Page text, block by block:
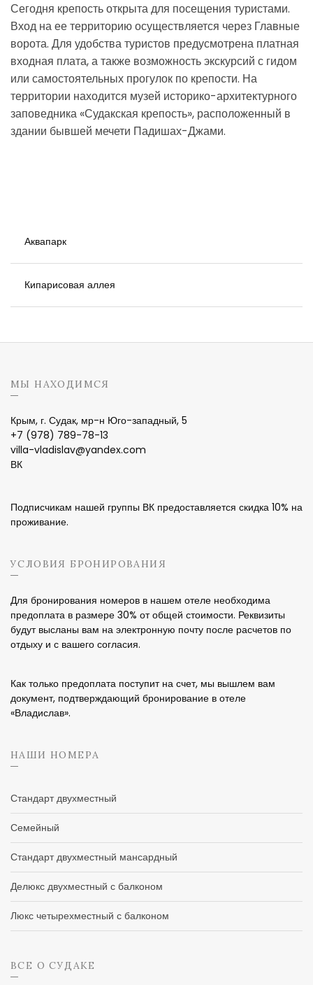
Сегодня крепость открыта для посещения туристами.
Вход на ее территорию осуществляется через Главные
ворота. Для удобства туристов предусмотрена платная
входная плата, а также возможность экскурсий с гидом
или самостоятельных прогулок по крепости. На
территории находится музей историко-архитектурного
заповедника «Судакская крепость», расположенный в
здании бывшей мечети Падишах-Джами.
Аквапарк
Кипарисовая аллея
МЫ НАХОДИМСЯ
Крым, г. Судак, мр-н Юго-западный, 5
+7 (978) 789-78-13
villa-vladislav@yandex.com
ВК
Подписчикам нашей группы ВК предоставляется скидка 10% на
проживание.
УСЛОВИЯ БРОНИРОВАНИЯ
Для бронирования номеров в нашем отеле необходима
предоплата в размере 30% от общей стоимости. Реквизиты
будут высланы вам на электронную почту после расчетов по
отдыху и с вашего согласия.
Как только предоплата поступит на счет, мы вышлем вам
документ, подтверждающий бронирование в отеле
«Владислав».
НАШИ НОМЕРА
Стандарт двухместный
Семейный
Стандарт двухместный мансардный
Делюкс двухместный с балконом
Люкс четырехместный с балконом
ВСЕ О СУДАКЕ